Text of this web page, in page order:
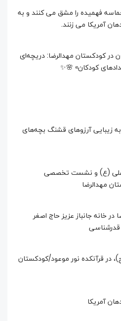
فهمیده را مشق می کنند و به
آمریکا می زنند.
در کودکستان مهدالرضا: دریچه‌ای
کودکان» 🌸✨
زیبایی آرزوهای قشنگ بچه‌های
علی (ع) و نشست تخصصی
مهدالرضا
خانه جانباز عزیز حاج اصغر
قرآنکده نور موعود/کودکستان
آمریکا